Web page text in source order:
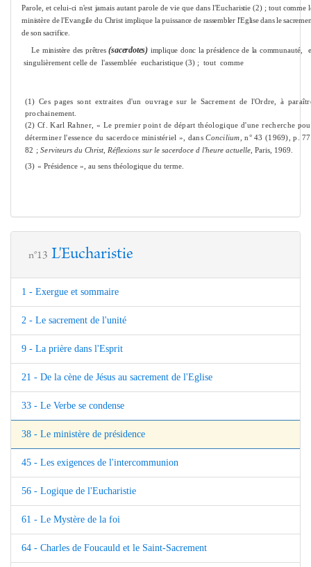
Parole, et celui-ci n'est jamais autant parole de vie que dans l'Eucha­ristie (2) ; tout comme
ministère de l'Evangile du Christ implique la puissancede rassembler l'Eglise dans le sacreme
de son sacrifice.
Le ministère des prêtres(sacerdotes) implique donc la présidence de la commu­nauté,
singulièrement celle de l'assemblée eucharistique (3) ; tout comme
(1)Ces pages sont extraites d'un ouvrage sur le Sacrement de l'Ordre, à
prochaine­ment.
(2) Cf. Karl Rahner, « Le premier point de départ théologique d'une recherche
déter­miner l'essence du sacerdoce ministériel », dansConcilium,n° 43 (1969), p.
82 ;Servi­teurs du Christ, Réflexions sur le sacerdoce d l'heure actuelle,Paris, 1969.
(3) « Présidence », au sens théologique du terme.
n°13 L'Eucharistie
1 - Exergue et sommaire
2 - Le sacrement de l'unité
9 - La prière dans l'Esprit
21 - De la cène de Jésus au sacrement de l'Eglise
33 - Le Verbe se condense
38 - Le ministère de présidence
45 - Les exigences de l'intercommunion
56 - Logique de l'Eucharistie
61 - Le Mystère de la foi
64 - Charles de Foucauld et le Saint-Sacrement